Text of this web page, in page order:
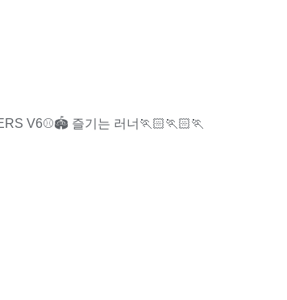
V6⚾️🏟️ 즐기는 러너🏃🏻🏃🏻🏃